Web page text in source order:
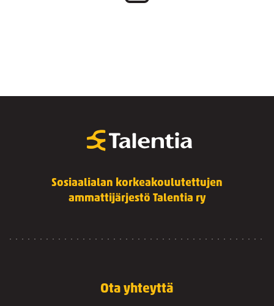
Sosiaalialan korkeakoulutettujen
ammattijärjestö Talentia ry
Ota yhteyttä